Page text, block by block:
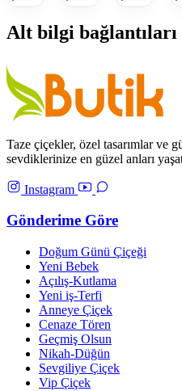
Alt bilgi bağlantıları
Taze çiçekler, özel tasarımlar ve
sevdiklerinize en güzel anları
Instagram
Gönderime Göre
Doğum Günü Çiçeği
Yeni Bebek
Açılış-Kutlama
Yeni iş-Terfi
Anneye Çiçek
Cenaze Tören
Geçmiş Olsun
Nikah-Düğün
Sevgiliye Çiçek
Vip Çiçek